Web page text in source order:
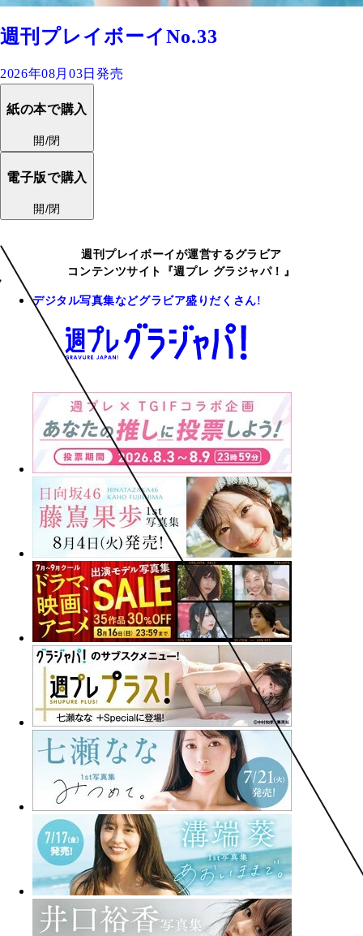
週刊プレイボーイNo.33
2026年08月03日発売
紙の本で購入
開/閉
電子版で購入
開/閉
週刊プレイボーイが運営するグラビア
コンテンツサイト『週プレ グラジャパ！』
デジタル写真集などグラビア盛りだくさん!